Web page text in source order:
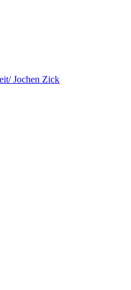
Jochen Zick